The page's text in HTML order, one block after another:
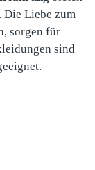
Liebe zum
sorgen für
sind